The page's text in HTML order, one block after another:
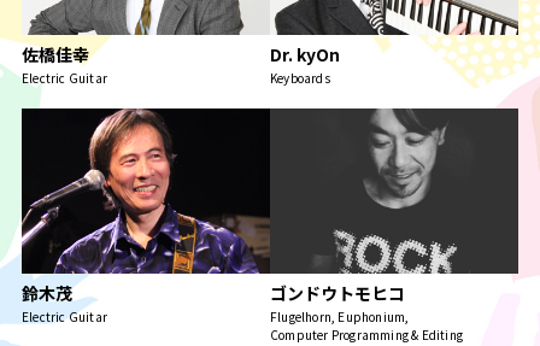
佐橋佳幸
Electric Guitar
Dr. kyOn
Keyboards
鈴木茂
Electric Guitar
ゴンドウトモヒコ
Flugelhorn, Euphonium,
Computer Programming & Editing